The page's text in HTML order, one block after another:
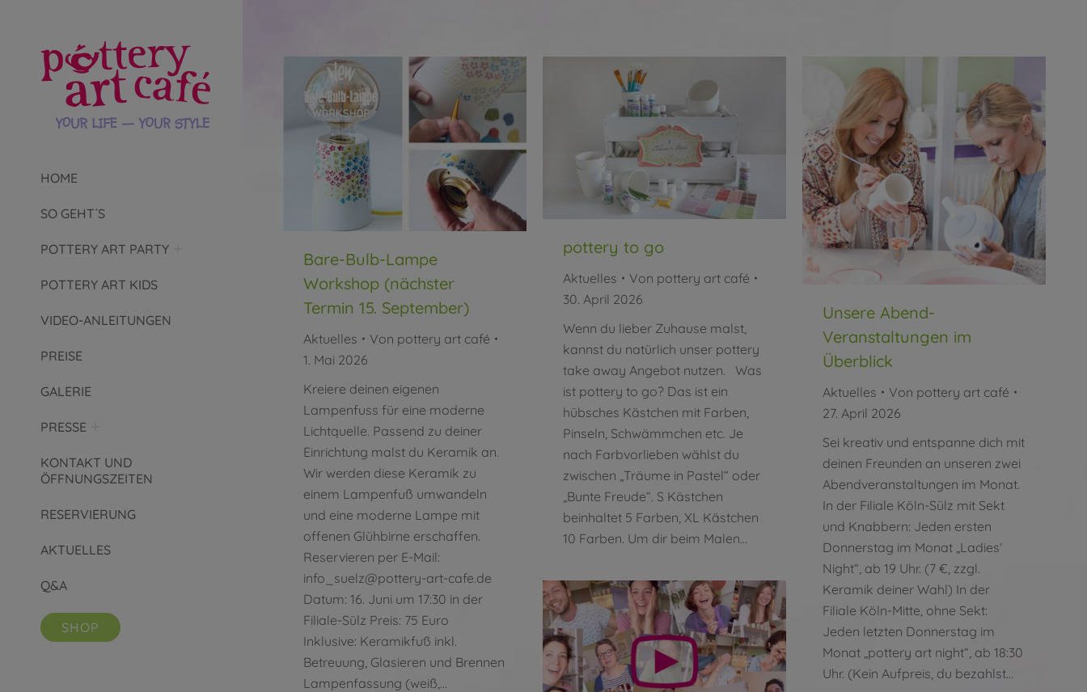
HOME
SO GEHT´S
POTTERY ART PARTY
POTTERY ART KIDS
VIDEO-ANLEITUNGEN
PREISE
GALERIE
PRESSE
KONTAKT UND
ÖFFNUNGSZEITEN
RESERVIERUNG
AKTUELLES
Q&A
SHOP
Bare-Bulb-Lampe
Workshop (nächster
Termin 15. September)
Aktuelles Von pottery art café
1. Mai 2026
Kreiere deinen eigenen
Lampenfuss für eine moderne
Lichtquelle. Passend zu deiner
Einrichtung malst du Keramik an.
Wir werden diese Keramik zu
einem Lampenfuß umwandeln
und eine moderne Lampe mit
offenen Glühbirne erschaffen.
Reservieren per E-Mail:
info_suelz@pottery-art-cafe.de
Datum: 16. Juni um 17:30 in der
Filiale-Sülz Preis: 75 Euro
Inklusive: Keramikfuß inkl.
Betreuung, Glasieren und Brennen
Lampenfassung (weiß,…
pottery to go
Aktuelles Von pottery art café
30. April 2026
Wenn du lieber Zuhause malst,
kannst du natürlich unser pottery
take away Angebot nutzen. Was
ist pottery to go? Das ist ein
hübsches Kästchen mit Farben,
Pinseln, Schwämmchen etc. Je
nach Farbvorlieben wählst du
zwischen „Träume in Pastel“ oder
„Bunte Freude“. S Kästchen
beinhaltet 5 Farben, XL Kästchen
10 Farben. Um dir beim Malen…
Unsere Abend-
Veranstaltungen im
Überblick
Aktuelles Von pottery art café
27. April 2026
Sei kreativ und entspanne dich mit
deinen Freunden an unseren zwei
Abendveranstaltungen im Monat.
In der Filiale Köln-Sülz mit Sekt
und Knabbern: Jeden ersten
Donnerstag im Monat „Ladies‘
Night“, ab 19 Uhr. (7 €, zzgl.
Keramik deiner Wahl) In der
Filiale Köln-Mitte, ohne Sekt:
Jeden letzten Donnerstag im
Monat „pottery art night“, ab 18:30
Uhr. (Kein Aufpreis, du bezahlst…